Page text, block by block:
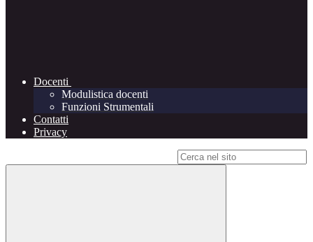
Docenti
Modulistica docenti
Funzioni Strumentali
Contatti
Privacy